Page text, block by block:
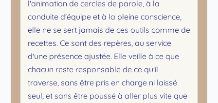
l'animation de cercles de parole, à la
conduite d'équipe et à la pleine conscience,
elle ne se sert jamais de ces outils comme de
recettes. Ce sont des repères, au service
d'une présence ajustée. Elle veille à ce que
chacun reste responsable de ce qu'il
traverse, sans être pris en charge ni laissé
seul, et sans être poussé à aller plus vite que